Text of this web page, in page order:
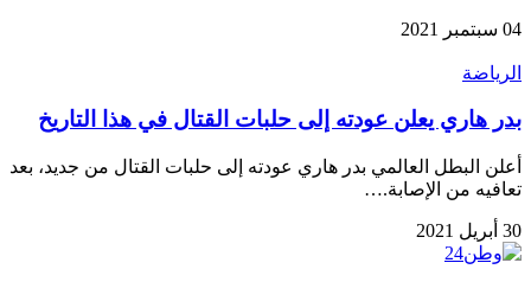
04 سبتمبر 2021
الرياضة
بدر هاري يعلن عودته إلى حلبات القتال في هذا التاريخ
أعلن البطل العالمي بدر هاري عودته إلى حلبات القتال من جديد، بعد
تعافيه من الإصابة.…
30 أبريل 2021